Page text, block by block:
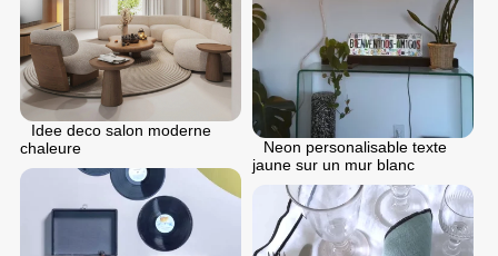
Neon personalisable texte
jaune sur un mur blanc
Idee deco salon moderne
chaleure